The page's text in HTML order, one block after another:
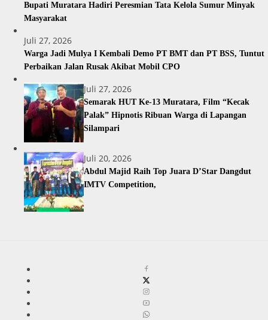
Bupati Muratara Hadiri Peresmian Tata Kelola Sumur Minyak
Masyarakat
Juli 27, 2026
Warga Jadi Mulya I Kembali Demo PT BMT dan PT BSS, Tuntut
Perbaikan Jalan Rusak Akibat Mobil CPO
Juli 27, 2026
Semarak HUT Ke-13 Muratara, Film “Kecak
Palak” Hipnotis Ribuan Warga di Lapangan
Silampari
Juli 20, 2026
Abdul Majid Raih Top Juara D’Star Dangdut
IMTV Competition,